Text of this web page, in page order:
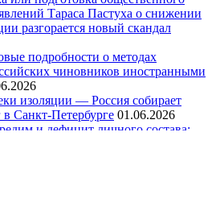
Тараса Пастуха о снижении
разгорается новый скандал
подробности о методах
чиновников иностранными
изоляции — Россия собирает
Санкт-Петербурге 01.06.2026
и дефицит личного состава: